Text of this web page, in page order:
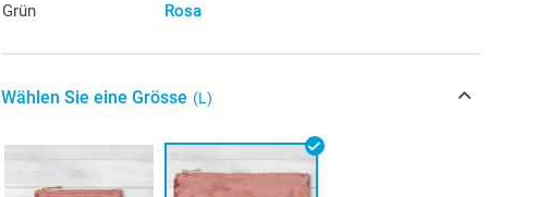
Grün Rosa
Wählen Sie eine Grösse (L)